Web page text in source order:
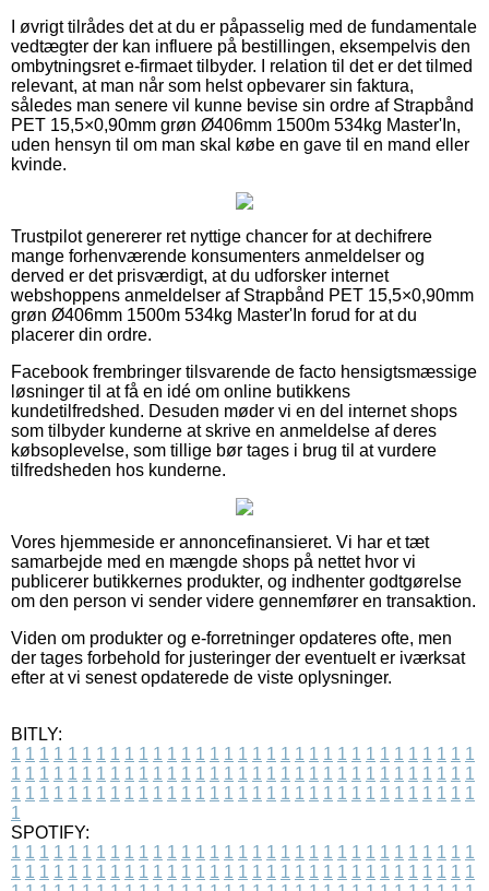
I øvrigt tilrådes det at du er påpasselig med de fundamentale
vedtægter der kan influere på bestillingen, eksempelvis den
ombytningsret e-firmaet tilbyder. I relation til det er det tilmed
relevant, at man når som helst opbevarer sin faktura,
således man senere vil kunne bevise sin ordre af Strapbånd
PET 15,5×0,90mm grøn Ø406mm 1500m 534kg Master'In,
uden hensyn til om man skal købe en gave til en mand eller
kvinde.
Trustpilot genererer ret nyttige chancer for at dechifrere
mange forhenværende konsumenters anmeldelser og
derved er det prisværdigt, at du udforsker internet
webshoppens anmeldelser af Strapbånd PET 15,5×0,90mm
grøn Ø406mm 1500m 534kg Master'In forud for at du
placerer din ordre.
Facebook frembringer tilsvarende de facto hensigtsmæssige
løsninger til at få en idé om online butikkens
kundetilfredshed. Desuden møder vi en del internet shops
som tilbyder kunderne at skrive en anmeldelse af deres
købsoplevelse, som tillige bør tages i brug til at vurdere
tilfredsheden hos kunderne.
Vores hjemmeside er annoncefinansieret. Vi har et tæt
samarbejde med en mængde shops på nettet hvor vi
publicerer butikkernes produkter, og indhenter godtgørelse
om den person vi sender videre gennemfører en transaktion.
Viden om produkter og e-forretninger opdateres ofte, men
der tages forbehold for justeringer der eventuelt er iværksat
efter at vi senest opdaterede de viste oplysninger.
BITLY:
1 1 1 1 1 1 1 1 1 1 1 1 1 1 1 1 1 1 1 1 1 1 1 1 1 1 1 1 1 1 1 1 1
1 1 1 1 1 1 1 1 1 1 1 1 1 1 1 1 1 1 1 1 1 1 1 1 1 1 1 1 1 1 1 1 1
1 1 1 1 1 1 1 1 1 1 1 1 1 1 1 1 1 1 1 1 1 1 1 1 1 1 1 1 1 1 1 1 1
1
SPOTIFY:
1 1 1 1 1 1 1 1 1 1 1 1 1 1 1 1 1 1 1 1 1 1 1 1 1 1 1 1 1 1 1 1 1
1 1 1 1 1 1 1 1 1 1 1 1 1 1 1 1 1 1 1 1 1 1 1 1 1 1 1 1 1 1 1 1 1